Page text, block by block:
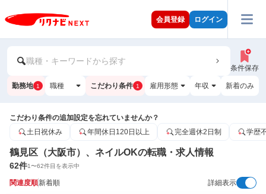
会員登録 ログイン
職種・キーワードから探す
条件保存
勤務地 1 職種 こだわり条件 1 雇用形態 年収 新着のみ
こだわり条件の追加設定を忘れていませんか？
土日祝休み
年間休日120日以上 完全週休2日制 学歴
鶴見区（大阪市）、ネイルOKの転職・求人情報
62件1〜62件目を表示中
関連度順新着順 詳細表示